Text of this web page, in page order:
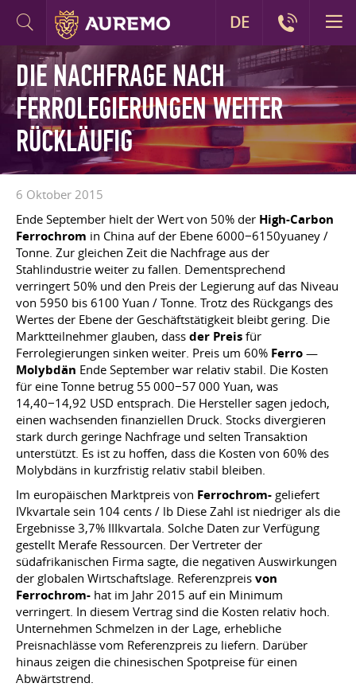
DIE NACHFRAGE NACH
FERROLEGIERUNGEN WEITER
RÜCKLÄUFIG
6 Oktober 2015
Ende September hielt der Wert von 50% der High-Carbon
Ferrochrom in China auf der Ebene 6000−6150yuaney /
Tonne. Zur gleichen Zeit die Nachfrage aus der
Stahlindustrie weiter zu fallen. Dementsprechend
verringert 50% und den Preis der Legierung auf das Niveau
von 5950 bis 6100 Yuan / Tonne. Trotz des Rückgangs des
Wertes der Ebene der Geschäftstätigkeit bleibt gering. Die
Marktteilnehmer glauben, dass der Preis für
Ferrolegierungen sinken weiter. Preis um 60% Ferro —
Molybdän Ende September war relativ stabil. Die Kosten
für eine Tonne betrug 55 000−57 000 Yuan, was
14,40−14,92 USD entsprach. Die Hersteller sagen jedoch,
einen wachsenden finanziellen Druck. Stocks divergieren
stark durch geringe Nachfrage und selten Transaktion
unterstützt. Es ist zu hoffen, dass die Kosten von 60% des
Molybdäns in kurzfristig relativ stabil bleiben.
Im europäischen Marktpreis von Ferrochrom- geliefert
IVkvartale sein 104 cents / lb Diese Zahl ist niedriger als die
Ergebnisse 3,7% IIIkvartala. Solche Daten zur Verfügung
gestellt Merafe Ressourcen. Der Vertreter der
südafrikanischen Firma sagte, die negativen Auswirkungen
der globalen Wirtschaftslage. Referenzpreis von
Ferrochrom- hat im Jahr 2015 auf ein Minimum
verringert. In diesem Vertrag sind die Kosten relativ hoch.
Unternehmen Schmelzen in der Lage, erhebliche
Preisnachlässe vom Referenzpreis zu liefern. Darüber
hinaus zeigen die chinesischen Spotpreise für einen
Abwärtstrend.
DE